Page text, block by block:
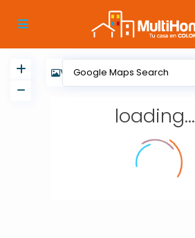
loading...
View My Location